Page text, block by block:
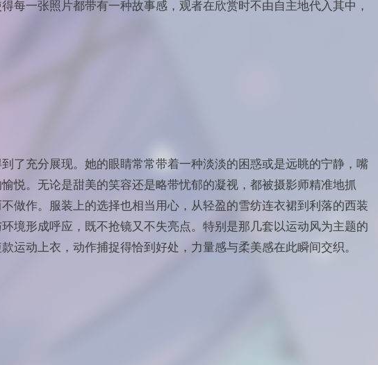
每一张照片都带有一种故事感，观者在欣赏时不由自主地代入其中，
了充分展现。她的眼睛常常带着一种淡淡的困惑或是远眺的宁静，嘴
悦。无论是甜美的笑容还是略带忧郁的凝视，都被摄影师精准地抓
做作。服装上的选择也相当用心，从轻盈的雪纺连衣裙到利落的西装
境形成呼应，既不抢镜又不失亮点。特别是那几套以运动风为主题的
运动上衣，动作捕捉得恰到好处，力量感与柔美感在此瞬间交织。